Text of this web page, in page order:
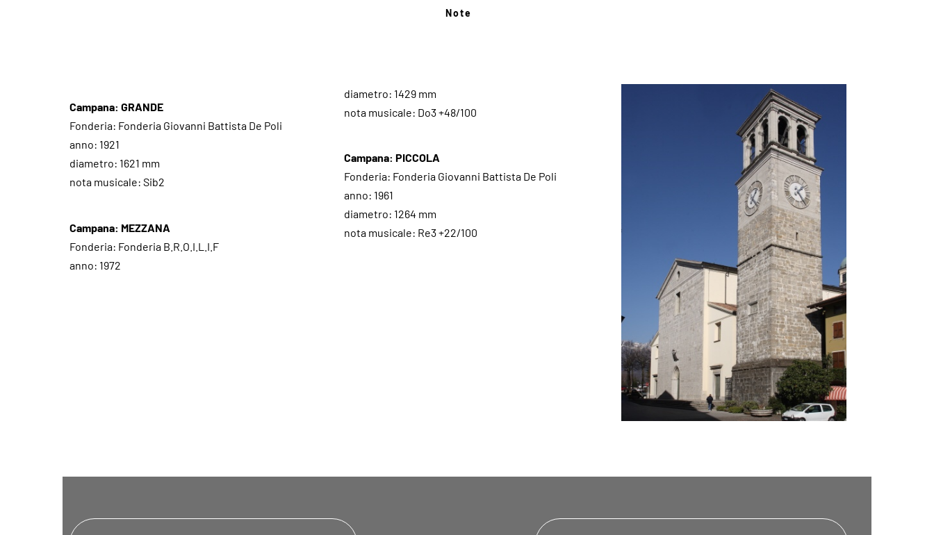
Note
Campana: GRANDE
Fonderia: Fonderia Giovanni Battista De Poli
anno: 1921
diametro: 1621 mm
nota musicale: Sib2
Campana: MEZZANA
Fonderia: Fonderia B.R.O.I.L.I.F
anno: 1972
diametro: 1429 mm
nota musicale: Do3 +48/100
Campana: PICCOLA
Fonderia: Fonderia Giovanni Battista De Poli
anno: 1961
diametro: 1264 mm
nota musicale: Re3 +22/100